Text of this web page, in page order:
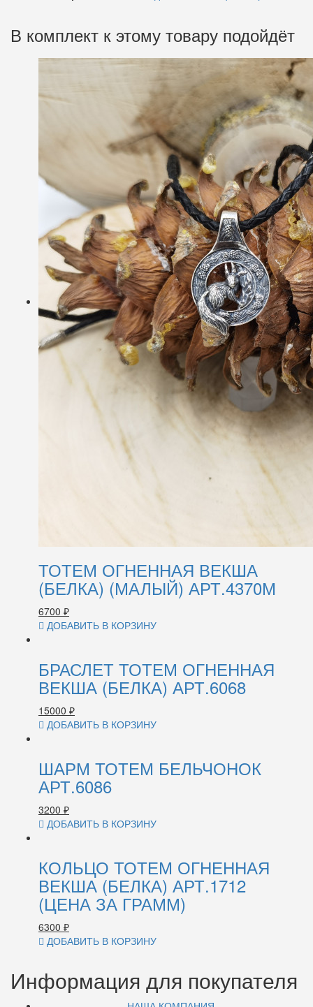
В комплект к этому товару подойдёт
ТОТЕМ ОГНЕННАЯ ВЕКША
(БЕЛКА) (МАЛЫЙ) АРТ.4370М
6700 ₽
ДОБАВИТЬ В КОРЗИНУ
БРАСЛЕТ ТОТЕМ ОГНЕННАЯ
ВЕКША (БЕЛКА) АРТ.6068
15000 ₽
ДОБАВИТЬ В КОРЗИНУ
ШАРМ ТОТЕМ БЕЛЬЧОНОК
АРТ.6086
3200 ₽
ДОБАВИТЬ В КОРЗИНУ
КОЛЬЦО ТОТЕМ ОГНЕННАЯ
ВЕКША (БЕЛКА) АРТ.1712
(ЦЕНА ЗА ГРАММ)
6300 ₽
ДОБАВИТЬ В КОРЗИНУ
Информация для покупателя